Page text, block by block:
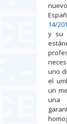
14/
y su
uno
el
un
una